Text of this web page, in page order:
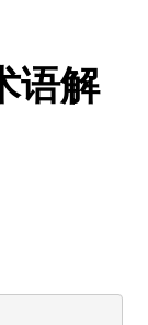
语解